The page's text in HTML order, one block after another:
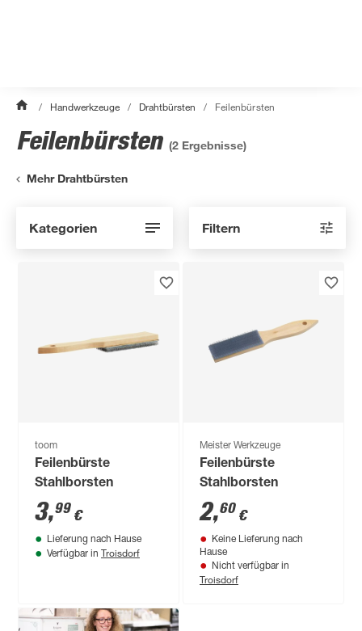
/ Handwerkzeuge / Drahtbürsten / Feilenbürsten
Feilenbürsten (2 Ergebnisse)
Mehr Drahtbürsten
Kategorien Filtern
toom
Feilenbürste
Stahlborsten
3,99 €
Lieferung nach Hause
Verfügbar in Troisdorf
Meister Werkzeuge
Feilenbürste
Stahlborsten
2,60 €
Keine Lieferung nach
Hause
Nicht verfügbar in
Troisdorf